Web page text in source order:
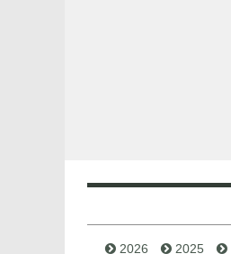
2026 2025